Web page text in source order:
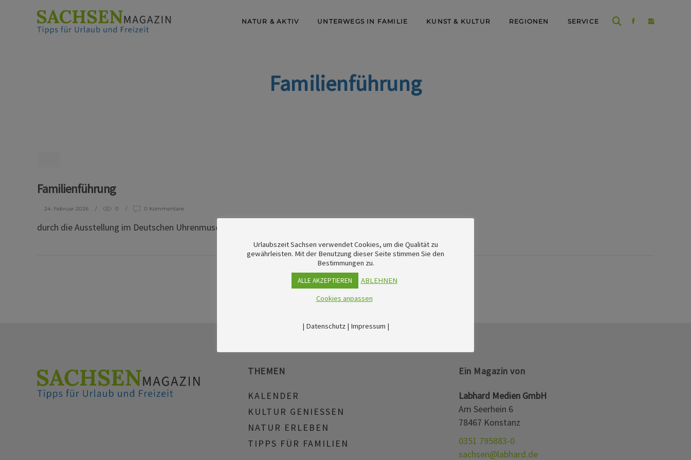
NATUR & AKTIV UNTERWEGS IN FAMILIE KUNST & KULTUR REGIONEN SERVICE
Familienführung
Familienführung
24. Februar 2026 0 0 Kommentare
durch die Ausstellung im Deutschen Uhrenmuseum Glashütte/Sa., Beginn 11 Uhr, ca. 60 min
THEMEN
KALENDER
KULTUR GENIESSEN
NATUR ERLEBEN
TIPPS FÜR FAMILIEN
Ein Magazin von
Labhard Medien GmbH
Am Seerhein 6
78467 Konstanz
0351 795883-0
sachsen@labhard.de
Urlaubszeit Sachsen verwendet Cookies, um die Qualität zu
gewährleisten. Mit der Benutzung dieser Seite stimmen Sie den
Bestimmungen zu.
ALLE AKZEPTIEREN
ABLEHNEN
Cookies anpassen
| Datenschutz| Impressum |